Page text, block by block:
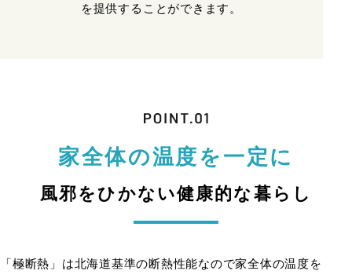
を提供することができます。
家全体の温度を一定に
風邪をひかない健康的な暮らし
「極断熱」は北海道基準の断熱性能なので家全体の温度を